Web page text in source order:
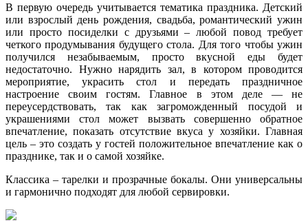
В первую очередь учитывается тематика праздника. Детский
или взрослый день рождения, свадьба, романтический ужин
или просто посиделки с друзьями – любой повод требует
четкого продумывания будущего стола. Для того чтобы ужин
получился незабываемым, просто вкусной еды будет
недостаточно. Нужно нарядить зал, в котором проводится
мероприятие, украсить стол и передать праздничное
настроение своим гостям. Главное в этом деле — не
переусердствовать, так как загроможденный посудой и
украшениями стол может вызвать совершенно обратное
впечатление, показать отсутствие вкуса у хозяйки. Главная
цель – это создать у гостей положительное впечатление как о
празднике, так и о самой хозяйке.
Классика – тарелки и прозрачные бокалы. Они универсальны
и гармонично подходят для любой сервировки.